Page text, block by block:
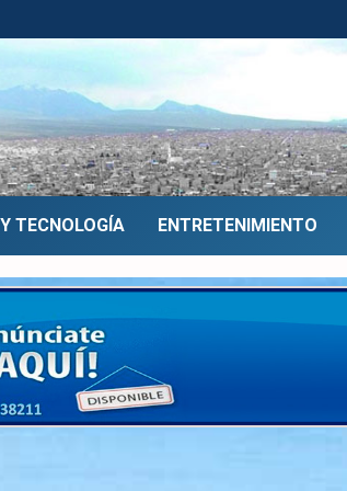
TECNOLOGÍA ENTRETENIMIENTO